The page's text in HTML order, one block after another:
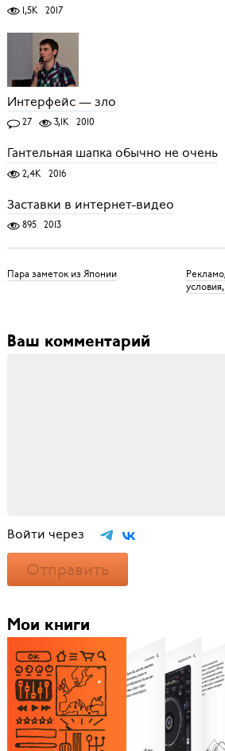
1,5K 2017
Интерфейс — зло
27 3,1K 2010
Гантельная шапка обычно не очень
2,4K 2016
Заставки в интернет-видео
895 2013
Пара заметок из Японии
Ваш комментарий
Войти через
Отправить
Мои книги